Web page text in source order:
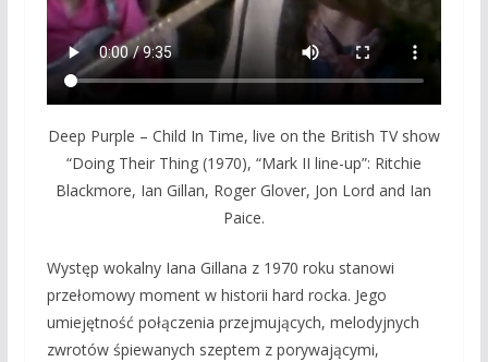
Deep Purple – Child In Time, live on the British TV show
“Doing Their Thing (1970), “Mark II line-up”: Ritchie
Blackmore, Ian Gillan, Roger Glover, Jon Lord and Ian
Paice.
Występ wokalny Iana Gillana z 1970 roku stanowi
przełomowy moment w historii hard rocka. Jego
umiejętność połączenia przejmujących, melodyjnych
zwrotów śpiewanych szeptem z porywającymi,